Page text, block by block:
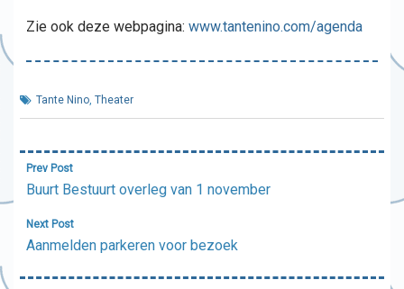
Zie ook deze webpagina: www.tantenino.com/agenda
Tante Nino, Theater
Bericht
navigatie
Prev Post
Buurt Bestuurt overleg van 1 november
Next Post
Aanmelden parkeren voor bezoek